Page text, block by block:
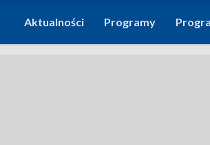
Aktualności Programy